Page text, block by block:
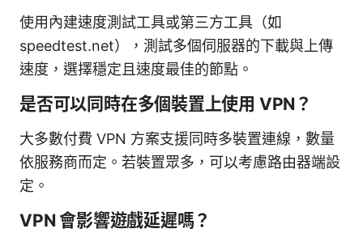
使用內建速度測試工具或第三方工具（如
speedtest.net），測試多個伺服器的下載與上傳
速度，選擇穩定且速度最佳的節點。
是否可以同時在多個裝置上使用 VPN？
大多數付費 VPN 方案支援同時多裝置連線，數量
依服務商而定。若裝置眾多，可以考慮路由器端設
定。
VPN 會影響遊戲延遲嗎？